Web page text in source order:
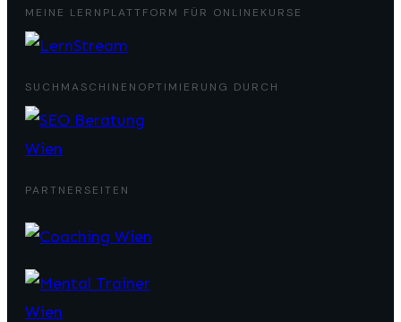
MEINE LERNPLATTFORM FÜR ONLINEKURSE
SUCHMASCHINENOPTIMIERUNG DURCH
PARTNERSEITEN